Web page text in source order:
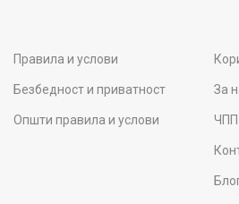
Правила и услови
Безбедност и приватност
Општи правила и услови
За
ЧПП